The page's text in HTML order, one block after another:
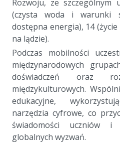
Rozwoju, ze szczególnym
(czysta woda i warunki
dostępna energia), 14
na lądzie).
Podczas mobilności
międzynarodowych
doświadczeń oraz
międzykulturowych.
edukacyjne,
narzędzia cyfrowe, co
świadomości uczniów i
globalnych wyzwań.